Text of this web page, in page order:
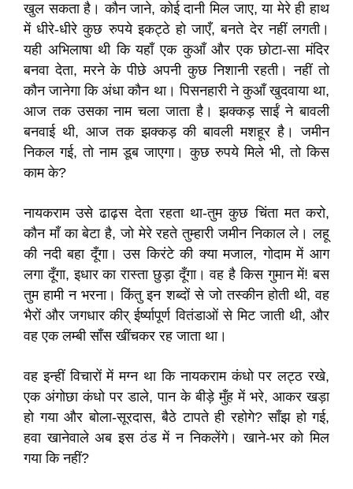
खुल सकता है। कौन जाने, कोई दानी मिल जाए, या मेरे ही हाथ
में धीरे-धीरे कुछ रुपये इकट्ठे हो जाएँ, बनते देर नहीं लगती।
यही अभिलाषा थी कि यहाँ एक कुआँ और एक छोटा-सा मंदिर
बनवा देता, मरने के पीछे अपनी कुछ निशानी रहती। नहीं तो
कौन जानेगा कि अंधा कौन था। पिसनहारी ने कुआँ खुदवाया था,
आज तक उसका नाम चला जाता है। झक्कड़ साईं ने बावली
बनवाई थी, आज तक झक्कड़ की बावली मशहूर है। जमीन
निकल गई, तो नाम डूब जाएगा। कुछ रुपये मिले भी, तो किस
काम के?
नायकराम उसे ढाढ़स देता रहता था-तुम कुछ चिंता मत करो,
कौन माँ का बेटा है, जो मेरे रहते तुम्हारी जमीन निकाल ले। लहू
की नदी बहा दूँगा। उस किरंटे की क्या मजाल, गोदाम में आग
लगा दूँगा, इधार का रास्ता छुड़ा दूँगा। वह है किस गुमान में! बस
तुम हामी न भरना। किंतु इन शब्दों से जो तस्कीन होती थी, वह
भैरों और जगधार कीर् ईर्ष्‍यापूर्ण वितंडाओं से मिट जाती थी, और
वह एक लम्बी साँस खींचकर रह जाता था।
वह इन्हीं विचारों में मग्न था कि नायकराम कंधो पर लट्ठ रखे,
एक अंगोछा कंधो पर डाले, पान के बीड़े मुँह में भरे, आकर खड़ा
हो गया और बोला-सूरदास, बैठे टापते ही रहोगे? साँझ हो गई,
हवा खानेवाले अब इस ठंड में न निकलेंगे। खाने-भर को मिल
गया कि नहीं?